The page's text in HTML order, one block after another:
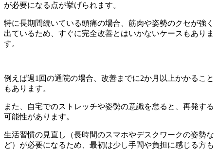
が必要になる点が挙げられます。
特に長期間続いている頭痛の場合、筋肉や姿勢のクセが強く
出ているため、すぐに完全改善とはいかないケースもありま
す。
例えば週1回の通院の場合、改善までに2か月以上かかること
もあります。
また、自宅でのストレッチや姿勢の意識を怠ると、再発する
可能性があります。
生活習慣の見直し（長時間のスマホやデスクワークの姿勢な
ど）が必要になるため、最初は少し手間や負担に感じる方も